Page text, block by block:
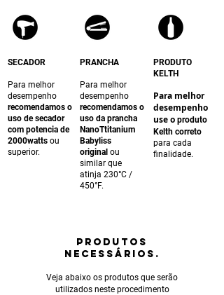
SECADOR
Para melhor
desempenho
recomendamos o
uso de secador
com potencia de
2000watts ou
superior.
PRANCHA
Para melhor
desempenho
recomendamos o
uso da prancha
NanoTtitanium
Babyliss
original ou
similar que
atinja 230°C /
450°F.
PRODUTO
KELTH
Para melhor
desempenho
use o produto
Kelth correto
para cada
finalidade.
PRODUTOS
NECESSÁRIOS.
Veja abaixo os produtos que serão
utilizados neste procedimento